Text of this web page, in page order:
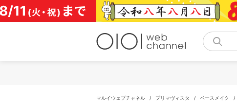
コ
ン
テ
マルイウェブチャネル / プリマヴィスタ / ベースメイク /